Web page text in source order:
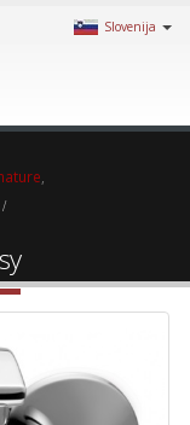
Slovenija